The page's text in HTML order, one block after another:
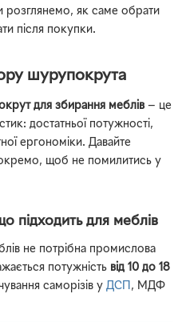
розглянемо, як саме обрати
після покупки.
шурупокрута
для збирання меблів — це
достатньої потужності,
ергономіки. Давайте
щоб не помилитись у
підходить для меблів
не потрібна промислова
потужність від 10 до 18
саморізів у ДСП , МДФ